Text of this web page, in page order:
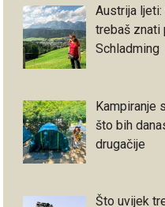
Austrija
trebaš znati
Schladming
Kampiranje
što bih
drugačije
Što uvijek